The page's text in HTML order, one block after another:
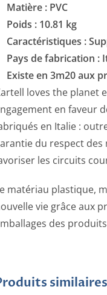
Matière : PVC
Poids : 10.81 kg
Caractéristiques :
Pays de fabrication :
Existe en 3m20 aux
loves the planet
en faveur
en Italie :
du respect
les circuits
matériau plastique,
vie grâce aux
des
similaires